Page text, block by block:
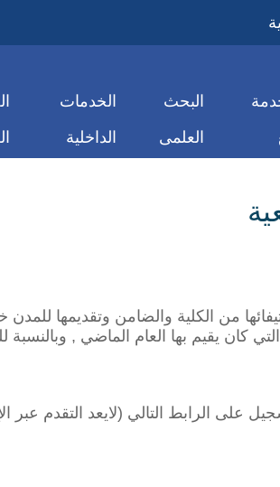
البحث
العلمى
الخدمات
الداخلية
من الكلية والضامن وتقديمها للمدن
كان يقيم بها العام الماضي ,
على الرابط التالي (لايعد التقدم